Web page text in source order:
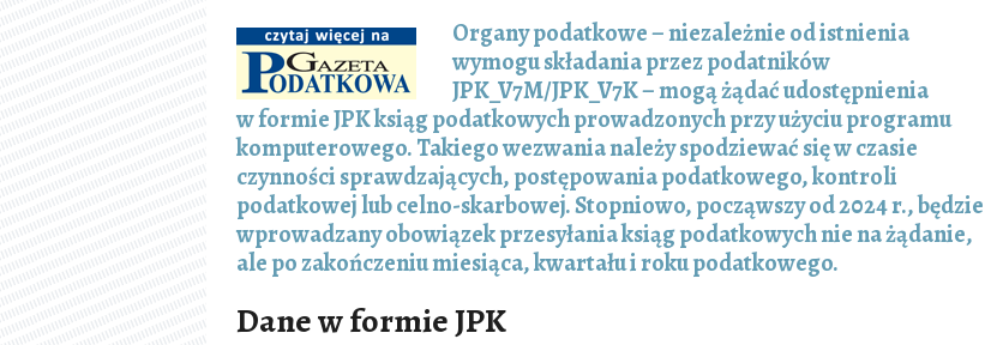
Organy podatkowe – niezależnie od istnienia
wymogu składania przez podatników
JPK_V7M/JPK_V7K – mogą żądać udostępnienia
w formie JPK ksiąg podatkowych prowadzonych przy użyciu programu
komputerowego. Takiego wezwania należy spodziewać się w czasie
czynności sprawdzających, postępowania podatkowego, kontroli
podatkowej lub celno-skarbowej. Stopniowo, począwszy od 2024 r., będzie
wprowadzany obowiązek przesyłania ksiąg podatkowych nie na żądanie,
ale po zakończeniu miesiąca, kwartału i roku podatkowego.
Dane w formie JPK